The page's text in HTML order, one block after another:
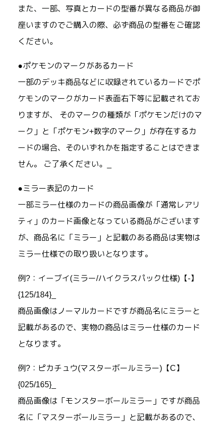
また、一部、写真とカードの型番が異なる商品が御
座いますのでご購入の際、必ず商品の型番をご確認
ください。
●ポケモンのマークがあるカード
一部のデッキ商品などに収録されているカードでポ
ケモンのマークがカード表面右下等に記載されてお
りますが、 そのマークの種類が「ポケモンだけのマ
ーク」と「ポケモン+数字のマーク」が存在するカ
ードの場合、そのいずれかを指定することはできま
せん。 ご了承ください。_
●ミラー表記のカード
一部ミラー仕様のカードの商品画像が「通常レアリ
ティ」のカード画像となっている商品がございます
が、商品名に「ミラー」と記載のある商品は実物は
ミラー仕様での取り扱いとなります。
例?：イーブイ(ミラー/ハイクラスパック仕様)【-】
{125/184}_
商品画像はノーマルカードですが商品名にミラーと
記載があるので、実物の商品はミラー仕様のカード
となります。
例?：ピカチュウ(マスターボールミラー)【C】
{025/165}_
商品画像は「モンスターボールミラー」ですが商品
名に「マスターボールミラー」と記載があるので、